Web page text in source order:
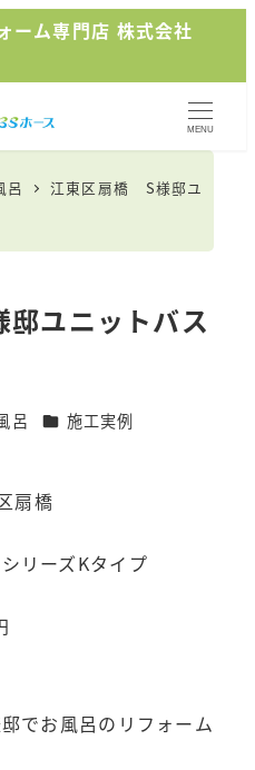
ーム専門店 株式会社
MENU
呂
江東区扇橋 S様邸ユ
ユニットバス
ー
呂 カテゴリー
施工実例
扇橋
リーズKタイプ
でお風呂のリフォーム